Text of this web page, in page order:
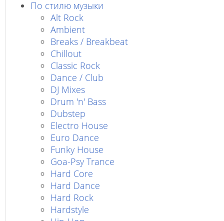
По стилю музыки
Alt Rock
Ambient
Breaks / Breakbeat
Chillout
Classic Rock
Dance / Club
DJ Mixes
Drum 'n' Bass
Dubstep
Electro House
Euro Dance
Funky House
Goa-Psy Trance
Hard Core
Hard Dance
Hard Rock
Hardstyle